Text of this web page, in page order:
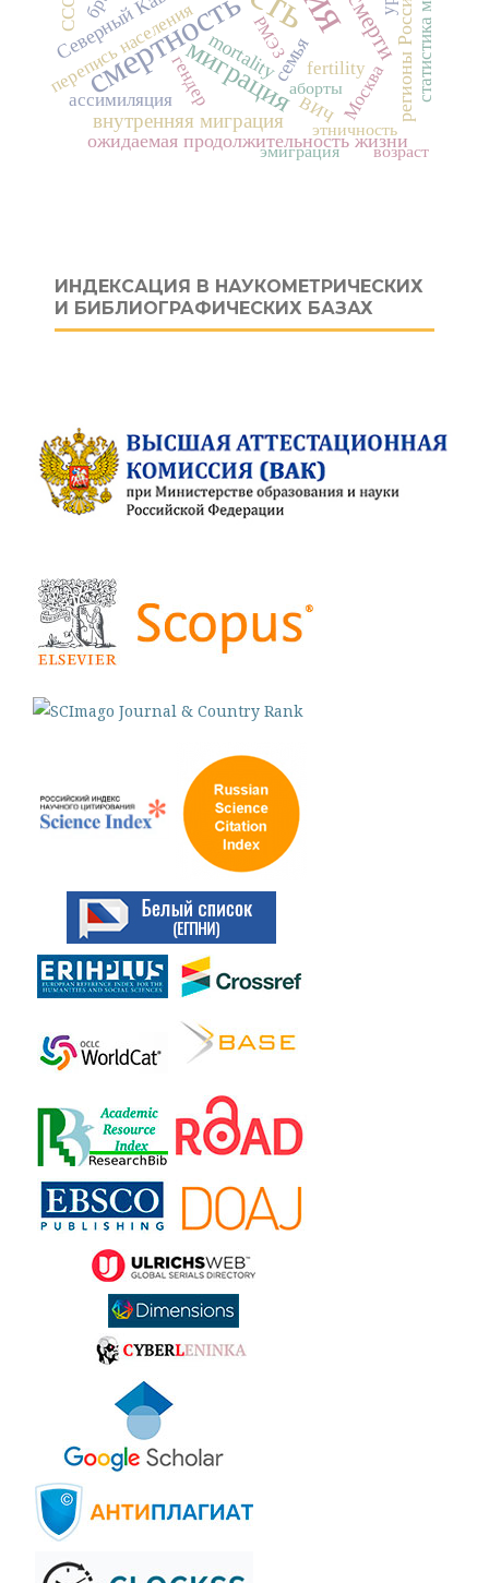
смертность
миграция
внутренняя миграция
mortality
ожидаемая продолжительность жизни
регионы России
семья
гендер fertility
Москва
перепись населения
ассимиляция
эмиграция
РМЭЗ
этничность
аборты
возраст
ВИЧ
ИНДЕКСАЦИЯ В НАУКОМЕТРИЧЕСКИХ
И БИБЛИОГРАФИЧЕСКИХ БАЗАХ